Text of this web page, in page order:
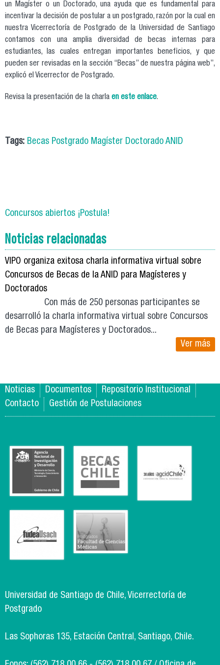
un Magíster o un Doctorado, una ayuda que es fundamental para
incentivar la decisión de postular a un postgrado, razón por la cual en
nuestra Vicerrectoría de Postgrado de la Universidad de Santiago
contamos con una amplia diversidad de becas internas para
estudiantes, las cuales entregan importantes beneficios, y que
pueden ser revisadas en la sección “Becas” de nuestra página web”,
explicó el Vicerrector de Postgrado.
Revisa la presentación de la charla en este enlace.
Tags: Becas Postgrado Magíster Doctorado ANID
Concursos abiertos ¡Postula!
Noticias relacionadas
VIPO organiza exitosa charla informativa virtual sobre
Concursos de Becas de la ANID para Magísteres y
Doctorados
Con más de 250 personas participantes se
desarrolló la charla informativa virtual sobre Concursos
de Becas para Magísteres y Doctorados...
Ver más
Noticias Documentos
Repositorio Institucional
Contacto
Gestión de Postulaciones
Universidad de Santiago de Chile, Vicerrectoría de
Postgrado
Las Sophoras 135, Estación Central, Santiago, Chile.